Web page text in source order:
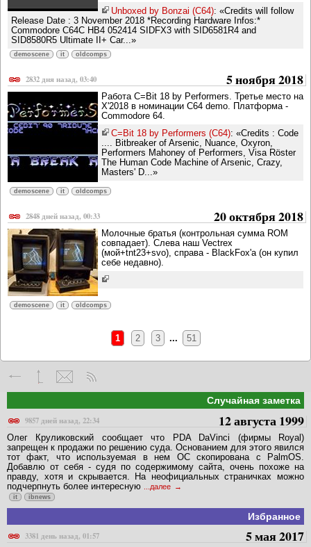
Unboxed by Bonzai (C64): «Credits will follow
Release Date : 3 November 2018 *Recording Hardware Infos:*
Commodore C64C HB4 052414 SIDFX3 with SID6581R4 and
SID8580R5 Ultimate II+ Car...»
demoscene it oldcomps
2832 дня назад, 03:40 5 ноября 2018
Работа C=Bit 18 by Performers. Третье место на
X'2018 в номинации C64 demo. Платформа -
Commodore 64.
C=Bit 18 by Performers (C64): «Credits : Code
.... Bitbreaker of Arsenic, Nuance, Oxyron,
Performers Mahoney of Performers, Visa Röster
The Human Code Machine of Arsenic, Crazy,
Masters' D...»
demoscene it oldcomps
2848 дней назад, 00:33 20 октября 2018
Молочные братья (контрольная сумма ROM
совпадает). Слева наш Vectrex
(мой+tnt23+svo), справа - BlackFox'a (он купил
себе недавно).
demoscene it oldcomps
1 2 3 ... 51
Случайная заметка
9857 дней назад, 22:34
12 августа 1999
Олег Круликовский сообщает что PDA DaVinci (фирмы Royal)
запрещен к продажи по решению суда. Основанием для этого явился
тот факт, что используемая в нем ОС скопирована с PalmOS.
Добавлю от себя - судя по содержимому сайта, очень похоже на
правду, хотя и скрывается. На неофициальных страничках можно
подчерпнуть более интересную
...далее
it ibnews
Избранное
3381 день назад, 01:57
5 мая 2017